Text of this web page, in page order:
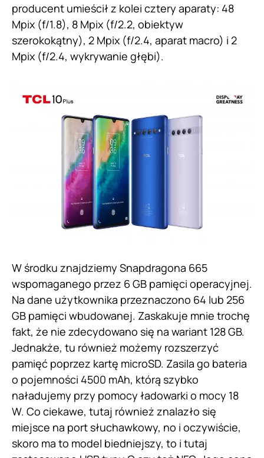
producent umieścił z kolei cztery aparaty: 48
Mpix (f/1.8), 8 Mpix (f/2.2, obiektyw
szerokokątny), 2 Mpix (f/2.4, aparat macro) i 2
Mpix (f/2.4, wykrywanie głębi).
W środku znajdziemy Snapdragona 665
wspomaganego przez 6 GB pamięci operacyjnej.
Na dane użytkownika przeznaczono 64 lub 256
GB pamięci wbudowanej. Zaskakuje mnie trochę
fakt, że nie zdecydowano się na wariant 128 GB.
Jednakże, tu również możemy rozszerzyć
pamięć poprzez kartę microSD. Zasila go bateria
o pojemności 4500 mAh, którą szybko
naładujemy przy pomocy ładowarki o mocy 18
W. Co ciekawe, tutaj również znalazło się
miejsce na port słuchawkowy, no i oczywiście,
skoro ma to model biedniejszy, to i tutaj